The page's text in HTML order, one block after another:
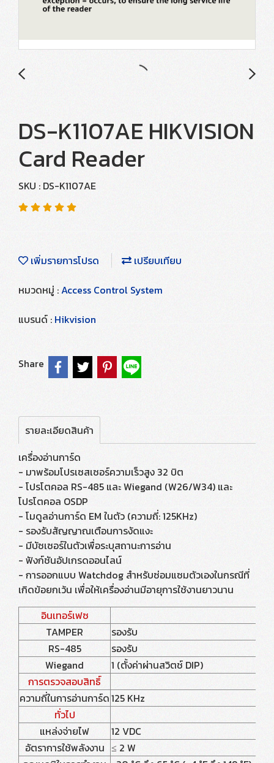
DS-K1107AE HIKVISION
Card Reader
SKU : DS-K1107AE
เพิ่มรายการโปรด
เปรียบเทียบ
หมวดหมู่ :Access Control System
แบรนด์ : Hikvision
Share
รายละเอียดสินค้า
เครื่องอ่านการ์ด
- มาพร้อมโปรเซสเซอร์ความเร็วสูง 32 บิต
- โปรโตคอล RS-485 และ Wiegand (W26/W34) และ
โปรโตคอล OSDP
- โมดูลอ่านการ์ด EM ในตัว (ความถี่: 125KHz)
- รองรับสัญญาณเตือนการงัดแงะ
- มีบัซเซอร์ในตัวเพื่อระบุสถานะการอ่าน
- ฟังก์ชันอัปเกรดออนไลน์
- การออกแบบ Watchdog สำหรับซ่อมแซมตัวเองในกรณีที่
เกิดข้อยกเว้น เพื่อให้เครื่องอ่านมีอายุการใช้งานยาวนาน
อินเทอร์เฟซ
TAMPER
รองรับ
RS-485
รองรับ
Wiegand
1 (ตั้งค่าผ่านสวิตช์ DIP)
การตรวจสอบสิทธิ์
ความถี่ในการอ่านการ์ด125 KHz
ทั่วไป
แหล่งจ่ายไฟ
12 VDC
อัตราการใช้พลังงาน ≤ 2 W